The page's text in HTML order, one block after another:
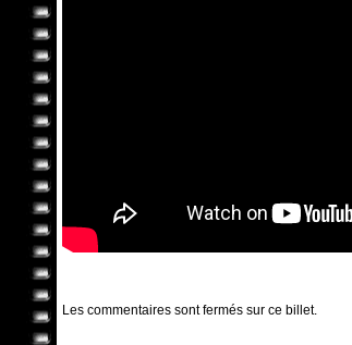
Les commentaires sont fermés sur ce billet.